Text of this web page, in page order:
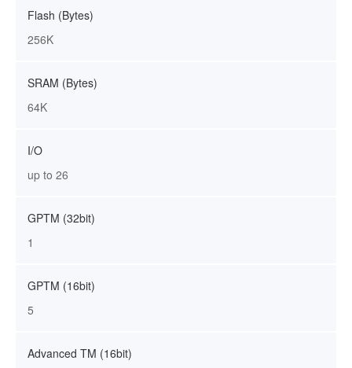
Flash (Bytes)
256K
SRAM (Bytes)
64K
I/O
up to 26
GPTM (32bit)
1
GPTM (16bit)
5
Advanced TM (16bit)